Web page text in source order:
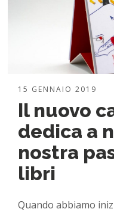
15 GENNAIO 2019
Il nuovo
dedica a
nostra
libri
Quando abbiamo